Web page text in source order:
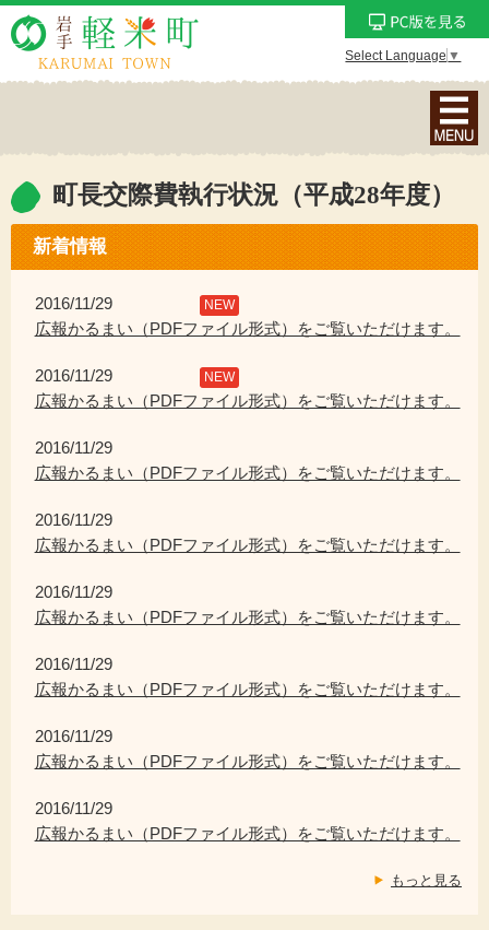
Select Language ▼
ナ
ビ
ー
シ
ョ
ン
ニ
を
町長交際費執行状況（平成28年度）
新着情報
2016/11/29 NEW
広報かるまい（PDFファイル形式）をご覧いただけます。
2016/11/29 NEW
広報かるまい（PDFファイル形式）をご覧いただけます。
2016/11/29
広報かるまい（PDFファイル形式）をご覧いただけます。
2016/11/29
広報かるまい（PDFファイル形式）をご覧いただけます。
2016/11/29
広報かるまい（PDFファイル形式）をご覧いただけます。
2016/11/29
広報かるまい（PDFファイル形式）をご覧いただけます。
2016/11/29
広報かるまい（PDFファイル形式）をご覧いただけます。
2016/11/29
広報かるまい（PDFファイル形式）をご覧いただけます。
もっと見る